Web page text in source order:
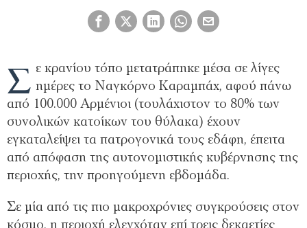
Σ ε κρανίου τόπο μετατράπηκε μέσα σε λίγες
ημέρες το Ναγκόρνο Καραμπάχ, αφού πάνω
από 100.000 Αρμένιοι (τουλάχιστον το 80% των
συνολικών κατοίκων του θύλακα) έχουν
εγκαταλείψει τα πατρογονικά τους εδάφη, έπειτα
από απόφαση της αυτονομιστικής κυβέρνησης της
περιοχής, την προηγούμενη εβδομάδα.
Σε μία από τις πιο μακροχρόνιες συγκρούσεις στον